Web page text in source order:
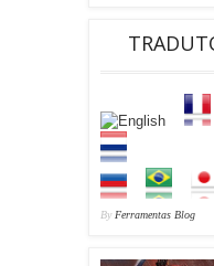
By Ferramentas Blog